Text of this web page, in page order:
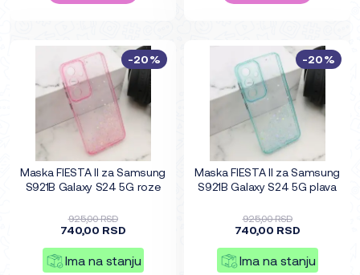
Maska FIESTA II za Samsung
S921B Galaxy S24 5G roze
925,00 RSD
740,00 RSD
Ima na stanju
-20%
Maska FIESTA II za Samsung
S921B Galaxy S24 5G plava
925,00 RSD
740,00 RSD
Ima na stanju
-20%